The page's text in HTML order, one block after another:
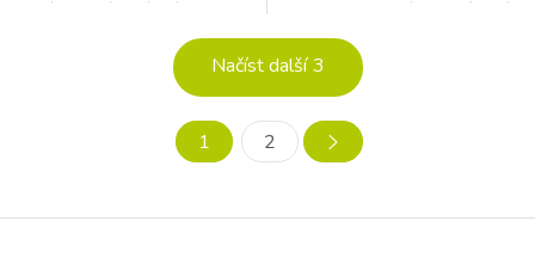
jsou vyrobené z příjemného
plyše. Lze je prát v pračce na
jemný prací program 30°C.
Rozměry: výška 16 cm, délka
Nákrčník je vybavený měkkou
hlavovou opěrkou, zajišťuje
tak miminku pohodlný
případnému padání hlavičky
během spánku dopředu.
Načíst další 3
1 2